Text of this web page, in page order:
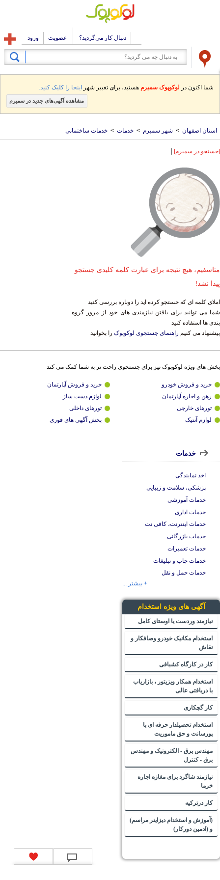
دنبال کار می‌گردید؟ عضویت ورود
شما اکنون در لوکوپوک سمیرم هستید، برای تغییر شهر اینجا را کلیک کنید.
مشاهده آگهی‌های جدید در سمیرم
استان اصفهان > شهر سمیرم > خدمات > خدمات ساختمانی
[جستجو در سمیرم] |
متاسفیم، هیچ نتیجه برای عبارت کلمه کلیدی جستجو
پیدا نشد!
املای کلمه ای که جستجو کرده اید را دوباره بررسی کنید
شما می توانید برای یافتن نیازمندی های خود از مرور گروه
بندی ها استفاده کنید
پیشنهاد می کنیم راهنمای جستجوی لوکوپوک را بخوانید
بخش های ویژه لوکوپوک نیز برای جستجوی راحت تر به شما کمک می کند
خرید و فروش خودرو
خرید و فروش آپارتمان
رهن و اجاره آپارتمان
لوازم دست ساز
تورهای خارجی
تورهای داخلی
لوازم آنتیک
بخش آگهی های فوری
خدمات
اخذ نمایندگی
پزشکی، سلامت و زیبایی
خدمات آموزشی
خدمات اداری
خدمات اینترنت، کافی نت
خدمات بازرگانی
خدمات تعمیرات
خدمات چاپ و تبلیغات
خدمات حمل و نقل
+ بیشتر ...
آگهی های ویژه استخدام
نیازمند وردست یا اوستای کامل
استخدام مکانیک خودرو وصافکار و
نقاش
کار در کارگاه کشبافی
استخدام همکار ویزیتور ، بازاریاب
با دریافتی عالی
کار گچکاری
استخدام تحصیلدار حرفه ای با
پورسانت و حق ماموریت
مهندس برق - الکترونیک و مهندس
برق - کنترل
نیازمند شاگرد برای مغازه اجاره
خرما
کار درترکیه
(آموزش و استخدام دیزاینر مراسم)
و (ادمین دورکار)